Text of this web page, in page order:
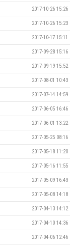
2017-10-26 15:26
2017-10-26 15:23
2017-10-17 15:11
2017-09-28 15:16
2017-09-19 15:52
2017-08-01 10:43
2017-07-14 14:59
2017-06-05 16:46
2017-06-01 13:22
2017-05-25 08:16
2017-05-18 11:20
2017-05-16 11:55
2017-05-09 16:43
2017-05-08 14:18
2017-04-13 14:12
2017-04-10 14:36
2017-04-06 12:46